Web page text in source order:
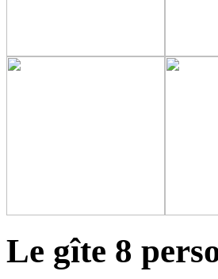
Le gîte 8